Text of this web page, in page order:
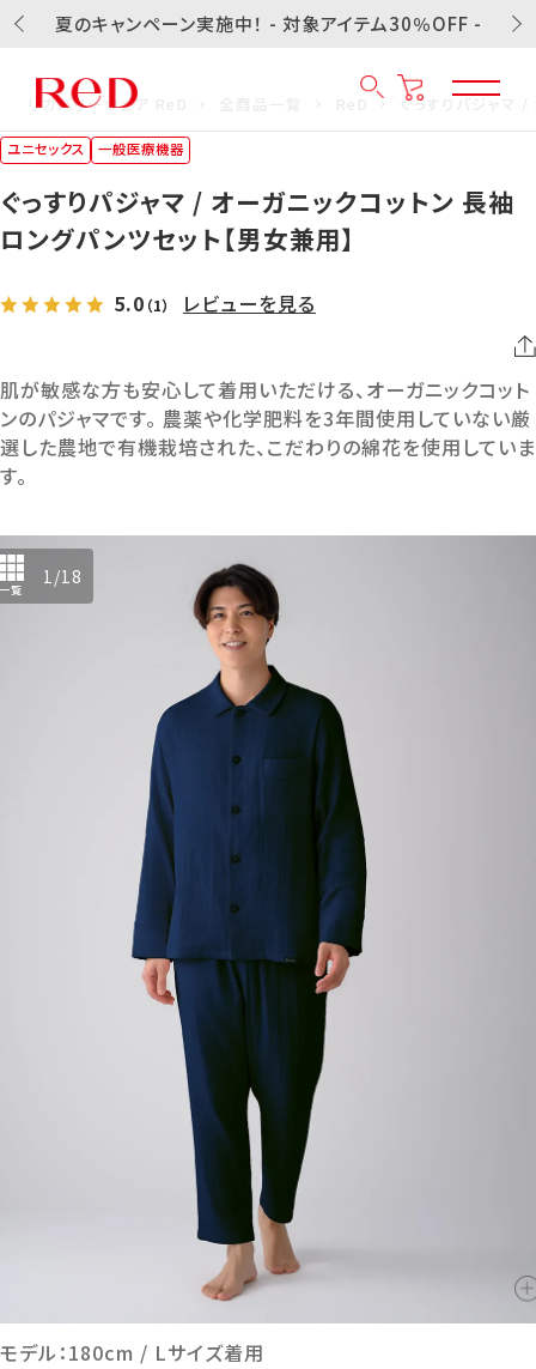
夏のキャンペーン実施中！ - 対象アイテム30％OFF -
リカバリーウェア ReD ぐっすりパジャマ
ユニセックス 一般医療機器
ぐっすりパジャマ / オーガニックコットン 長袖
ロングパンツセット【男女兼用】
5.0 （1） レビューを見る
肌が敏感な方も安心して着用いただける、オーガニックコット
ンのパジャマです。 農薬や化学肥料を3年間使用していない厳
選した農地で有機栽培された、こだわりの綿花を使用していま
す。
一覧
1/18
モデル：180cm / Lサイズ着用